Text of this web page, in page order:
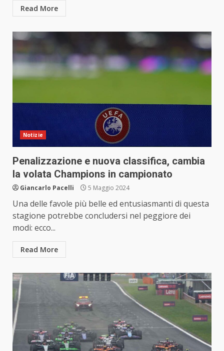
Read More
Notizie
Penalizzazione e nuova classifica, cambia
la volata Champions in campionato
Giancarlo Pacelli 5 Maggio 2024
Una delle favole più belle ed entusiasmanti di questa
stagione potrebbe concludersi nel peggiore dei
modi: ecco...
Read More